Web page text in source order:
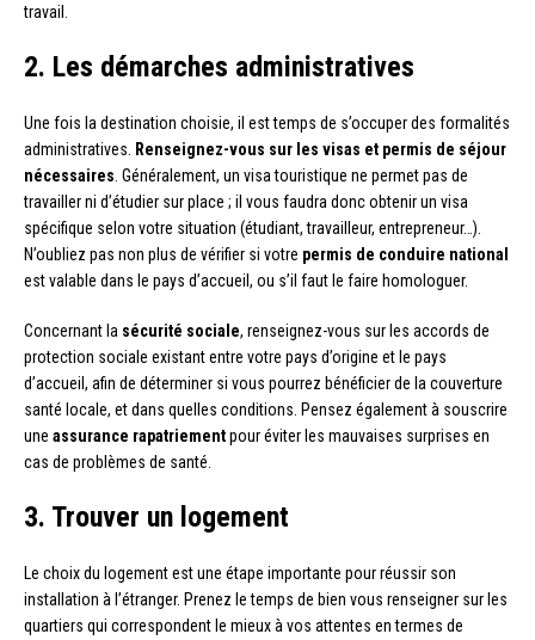
travail.
2. Les démarches administratives
Une fois la destination choisie, il est temps de s’occuper des formalités
administratives.
Renseignez-vous sur les visas et permis de séjour
nécessaires . Généralement, un visa touristique ne permet pas de
travailler ni d’étudier sur place ; il vous faudra donc obtenir un visa
spécifique selon votre situation (étudiant, travailleur, entrepreneur…).
N’oubliez pas non plus de vérifier si votre permis de conduire national
est valable dans le pays d’accueil, ou s’il faut le faire homologuer.
Concernant la sécurité sociale, renseignez-vous sur les accords de
protection sociale existant entre votre pays d’origine et le pays
d’accueil, afin de déterminer si vous pourrez bénéficier de la couverture
santé locale, et dans quelles conditions. Pensez également à souscrire
une assurance rapatriementpour éviter les mauvaises surprises en
cas de problèmes de santé.
3. Trouver un logement
Le choix du logement est une étape importante pour réussir son
installation à l’étranger. Prenez le temps de bien vous renseigner sur les
quartiers qui correspondent le mieux à vos attentes en termes de